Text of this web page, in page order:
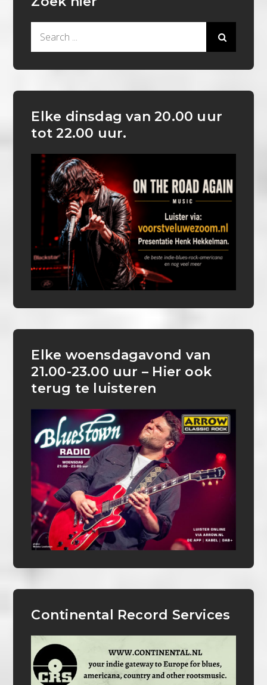
Elke dinsdag van 20.00 uur
tot 22.00 uur.
Elke woensdagavond van
21.00-23.00 uur – Hier ook
terug te luisteren
Continental Record Services